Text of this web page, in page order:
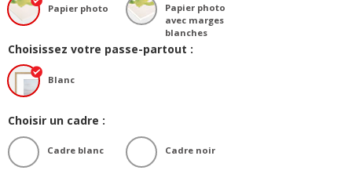
Papier photo
Papier photo
avec marges
blanches
Choisissez votre passe-partout :
Blanc
Choisir un cadre :
Cadre blanc Cadre noir